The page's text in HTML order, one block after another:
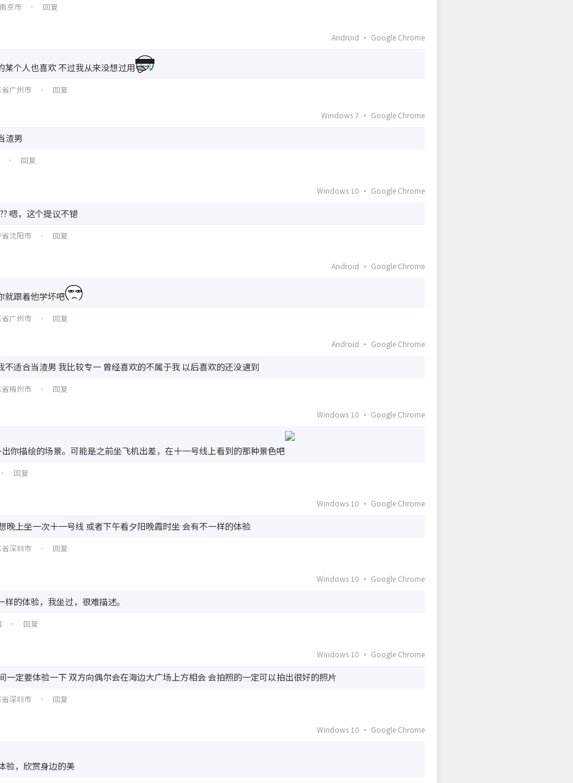
京市 • 回复
Android · Google Chrome
某个人也喜欢 不过我从来没想过用
省广州市 • 回复
Windows 7 · Google Chrome
渣男
• 回复
Windows 10 · Google Chrome
嗯，这个提议不错
省沈阳市 • 回复
Android · Google Chrome
就跟着他学坏吧
省广州市 • 回复
Android · Google Chrome
不适合当渣男 我比较专一 曾经喜欢的不属于我 以后喜欢的还没遇到
省梅州市 • 回复
Windows 10 · Google Chrome
你描绘的场景。可能是之前坐飞机出差，在十一号线上看到的那种景色吧
• 回复
Windows 10 · Google Chrome
晚上坐一次十一号线 或者下午看夕阳晚霞时坐 会有不一样的体验
省深圳市 • 回复
Windows 10 · Google Chrome
样的体验，我坐过，很难描述。
• 回复
Windows 10 · Google Chrome
一定要体验一下 双方向偶尔会在海边大广场上方相会 会拍照的一定可以拍出很好的照片
省深圳市 • 回复
Windows 10 · Google Chrome
验，欣赏身边的美